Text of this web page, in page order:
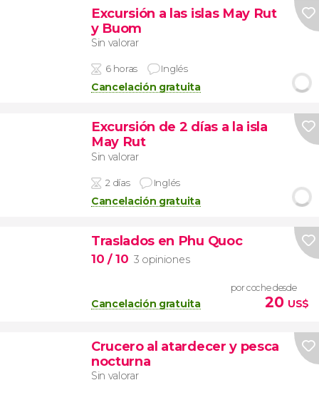
Excursión a las islas May Rut
y Buom
Sin valorar
6 horas Inglés
Cancelación gratuita
Excursión de 2 días a la isla
May Rut
Sin valorar
2 días Inglés
Cancelación gratuita
Traslados en Phu Quoc
10 / 10 3 opiniones
Cancelación gratuita
por coche desde
20 US$
Crucero al atardecer y pesca
nocturna
Sin valorar